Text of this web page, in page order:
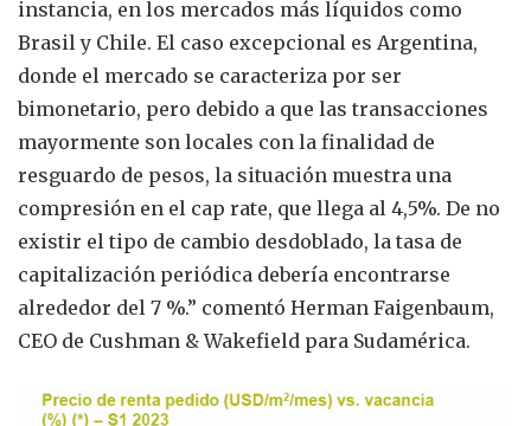
instancia, en los mercados más líquidos como
Brasil y Chile. El caso excepcional es Argentina,
donde el mercado se caracteriza por ser
bimonetario, pero debido a que las transacciones
mayormente son locales con la finalidad de
resguardo de pesos, la situación muestra una
compresión en el cap rate, que llega al 4,5%. De no
existir el tipo de cambio desdoblado, la tasa de
capitalización periódica debería encontrarse
alrededor del 7 %.” comentó Herman Faigenbaum,
CEO de Cushman & Wakefield para Sudamérica.